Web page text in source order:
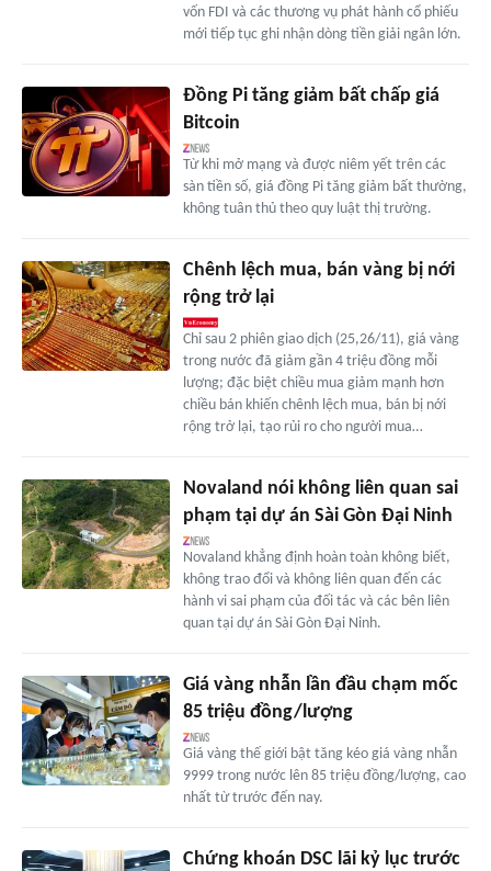
vốn FDI và các thương vụ phát hành cổ phiếu
mới tiếp tục ghi nhận dòng tiền giải ngân lớn.
Đồng Pi tăng giảm bất chấp giá
Bitcoin
Từ khi mở mạng và được niêm yết trên các
sàn tiền số, giá đồng Pi tăng giảm bất thường,
không tuân thủ theo quy luật thị trường.
Chênh lệch mua, bán vàng bị nới
rộng trở lại
Chỉ sau 2 phiên giao dịch (25,26/11), giá vàng
trong nước đã giảm gần 4 triệu đồng mỗi
lượng; đặc biệt chiều mua giảm mạnh hơn
chiều bán khiến chênh lệch mua, bán bị nới
rộng trở lại, tạo rủi ro cho người mua…
Novaland nói không liên quan sai
phạm tại dự án Sài Gòn Đại Ninh
Novaland khẳng định hoàn toàn không biết,
không trao đổi và không liên quan đến các
hành vi sai phạm của đối tác và các bên liên
quan tại dự án Sài Gòn Đại Ninh.
Giá vàng nhẫn lần đầu chạm mốc
85 triệu đồng/lượng
Giá vàng thế giới bật tăng kéo giá vàng nhẫn
9999 trong nước lên 85 triệu đồng/lượng, cao
nhất từ trước đến nay.
Chứng khoán DSC lãi kỷ lục trước